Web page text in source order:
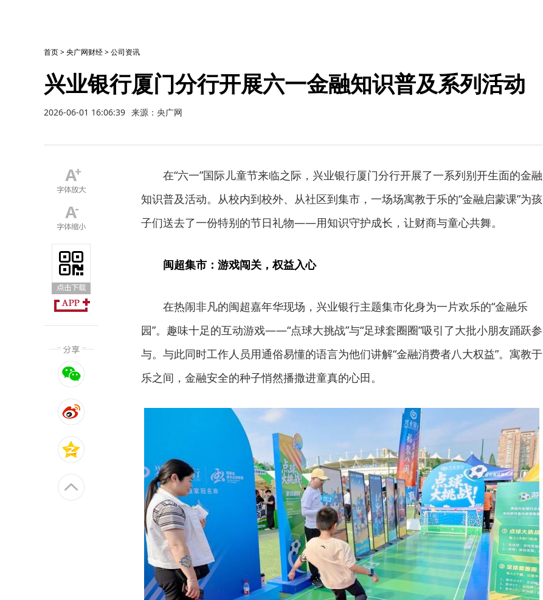
首页>央广网财经>公司资讯
兴业银行厦门分行开展六一金融知识普及系列活动
2026-06-01 16:06:39 来源：央广网
在“六一”国际儿童节来临之际，兴业银行厦门分行开展了一系列别开生面的金融
知识普及活动。从校内到校外、从社区到集市，一场场寓教于乐的“金融启蒙课”为孩
子们送去了一份特别的节日礼物——用知识守护成长，让财商与童心共舞。
闽超集市：游戏闯关，权益入心
在热闹非凡的闽超嘉年华现场，兴业银行主题集市化身为一片欢乐的“金融乐
园”。趣味十足的互动游戏——“点球大挑战”与“足球套圈圈”吸引了大批小朋友踊跃参
与。与此同时工作人员用通俗易懂的语言为他们讲解“金融消费者八大权益”。寓教于
乐之间，金融安全的种子悄然播撒进童真的心田。